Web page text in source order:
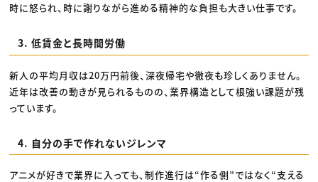
時に怒られ、時に謝りながら進める精神的な負担も大きい仕事です。
3. 低賃金と長時間労働
新人の平均月収は20万円前後、深夜帰宅や徹夜も珍しくありません。
近年は改善の動きが見られるものの、業界構造として根強い課題が残
っています。
4. 自分の手で作れないジレンマ
アニメが好きで業界に入っても、制作進行は“作る側”ではなく“支える